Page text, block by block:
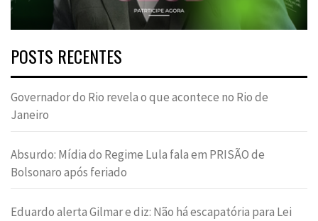
POSTS RECENTES
Governador do Rio revela o que acontece no Rio de
Janeiro
Absurdo: Mídia do Regime Lula fala em PRISÃO de
Bolsonaro após feriado
Eduardo alerta Gilmar e diz: Não há escapatória para Lei